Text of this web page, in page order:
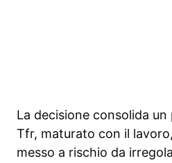
La decisione consolida
Tfr, maturato con il
messo a rischio da